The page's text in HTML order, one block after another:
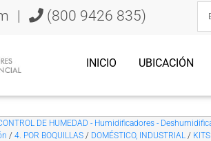
| (800 9426 835)
INICIO UBICACIÓN
DE HUMEDAD - Humidificadores -
/4. POR BOQUILLAS / DOMÉSTICO, INDUSTRIAL /